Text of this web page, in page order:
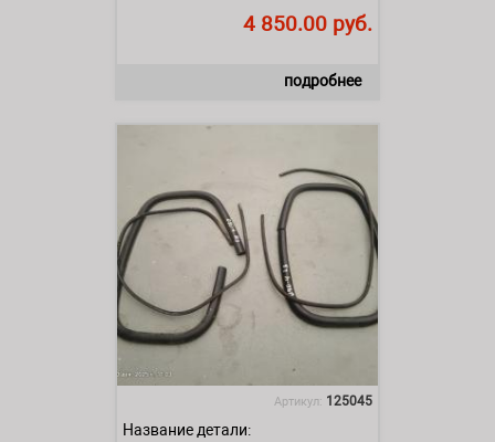
4 850.00 руб.
подробнее
Артикул: 125045
Название детали: